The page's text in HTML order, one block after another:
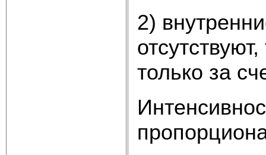
2)
только за